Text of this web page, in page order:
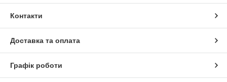
Контакти
Доставка та оплата
Графік роботи